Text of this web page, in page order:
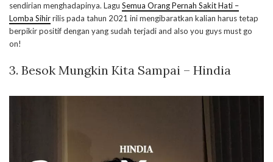
sendirian menghadapinya. Lagu Semua Orang Pernah Sakit Hati –
Lomba Sihirrilis pada tahun 2021 ini mengibaratkan kalian harus tetap
berpikir positif dengan yang sudah terjadi and also you guys must go
on!
3. Besok Mungkin Kita Sampai – Hindia